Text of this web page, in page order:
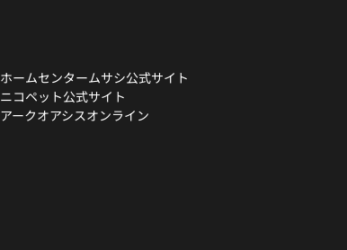
ホームセンタームサシ公式サイト
ニコペット公式サイト
アークオアシスオンライン